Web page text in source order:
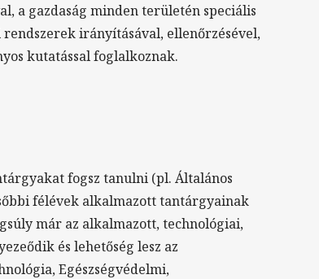
a gazdaság minden területén speciális
irányításával, ellenőrzésével,
kutatással foglalkoznak.
fogsz tanulni (pl. Általános
félévek alkalmazott tantárgyainak
már az alkalmazott, technológiai,
és lehetőség lesz az
Egészségvédelmi,